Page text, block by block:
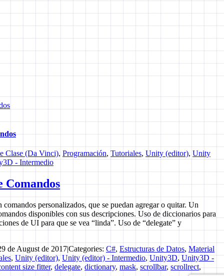
Clase (Da Vinci), Programación, Tutoriales, Unity (editor), Unity
- Intermedio
Comandos
personalizados, que se puedan agregar o quitar. Un
disponibles con sus descripciones. Uso de diccionarios para
de UI para que se vea “linda”. Uso de “delegate” y
de August de 2017|Categories: C#, Estructuras de Datos, Material
, Unity (editor), Unity (editor) - Intermedio, Unity3D, Unity3D -
size fitter, delegate, dictionary, mask, scrollbar, scrollrect,